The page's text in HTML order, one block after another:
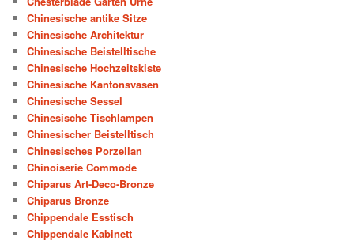
Chinesische antike Sitze
Chinesische Architektur
Chinesische Beistelltische
Chinesische Hochzeitskiste
Chinesische Kantonsvasen
Chinesische Sessel
Chinesische Tischlampen
Chinesischer Beistelltisch
Chinesisches Porzellan
Chinoiserie Commode
Chiparus Art-Deco-Bronze
Chiparus Bronze
Chippendale Esstisch
Chippendale Kabinett